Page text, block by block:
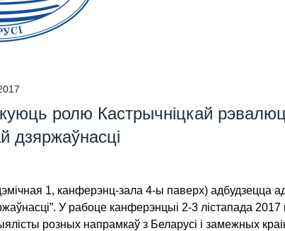
ролю Кастрычніцкай
дзяржаўнасці
1, канферэнц-зала 4-ы паверх) адбудзецца
У рабоце канферэнцыі 2-3 лістапада
розных напрамкаў з Беларусі і замежных